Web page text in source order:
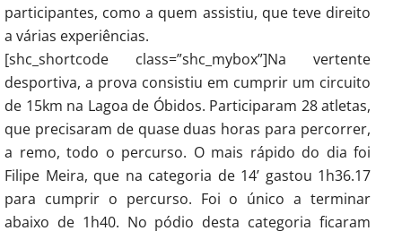
participantes, como a quem assistiu, que teve direito
a várias experiências.
[shc_shortcode class=”shc_mybox”]Na vertente
desportiva, a prova consistiu em cumprir um circuito
de 15km na Lagoa de Óbidos. Participaram 28 atletas,
que precisaram de quase duas horas para percorrer,
a remo, todo o percurso. O mais rápido do dia foi
Filipe Meira, que na categoria de 14’ gastou 1h36.17
para cumprir o percurso. Foi o único a terminar
abaixo de 1h40. No pódio desta categoria ficaram